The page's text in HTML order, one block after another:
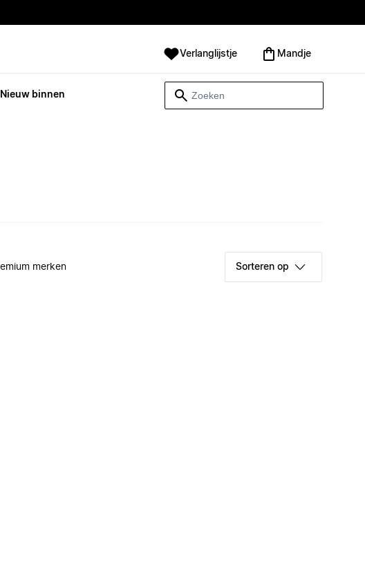
Nieuw binnen
Verlanglijstje Mandje
merken Sorteren op